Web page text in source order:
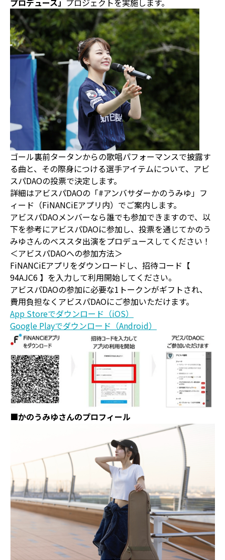
ゴール裏前タータンからの歌唱パフォーマンスで披露す
る曲と、その際身につける選手アイテムについて、アビ
スパDAOの投票で決定します。
詳細はアビスパDAOの「#アンバサダーかのうみゆ」フ
ィード（FiNANCiEアプリ内）でご案内します。
アビスパDAOメンバーなら誰でも参加できますので、以
下を参考にアビスパDAOに参加し、投票を通じてかのう
みゆさんのベススタ出演をプロデュースしてください！
＜アビスパDAOへの参加方法＞
FiNANCiEアプリをダウンロードし、招待コード【
94AJC6 】を入力して利用開始してください。
アビスパDAOの参加に必要な1トークンがギフトされ、
費用負担なくアビスパDAOにご参加いただけます。
App Storeでダウンロード（iOS）
Google Playでダウンロード（Android）
■かのうみゆさんのプロフィール